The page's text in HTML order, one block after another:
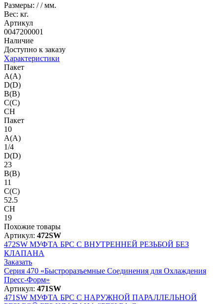
Размеры: //мм.
Вес: кг.
Артикул
0047200001
Наличие
Доступно к заказу
Характеристики
Пакет
A(A)
D(D)
B(B)
C(C)
CH
Пакет
10
A(A)
1/4
D(D)
23
B(B)
11
C(C)
52.5
CH
19
Похожие товары
Артикул: 472SW
472SW МУФТА БРС С ВНУТРЕННЕЙ РЕЗЬБОЙ БЕЗ
КЛАПАНА
Заказать
Серия 470 «Быстроразъемные Соединения для Охлаждения
Пресс-Форм»
Артикул: 471SW
471SW МУФТА БРС С НАРУЖНОЙ ПАРАЛЛЕЛЬНОЙ